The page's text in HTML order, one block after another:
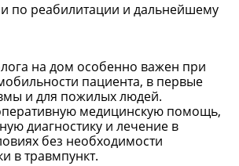
по реабилитации и дальнейшему
на дом особенно важен при
пациента, в первые
и для пожилых людей.
медицинскую помощь,
диагностику и лечение в
без необходимости
в травмпункт.